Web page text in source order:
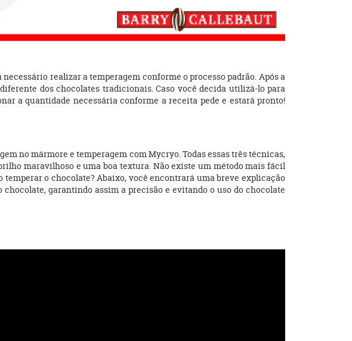
realizar a temperagem conforme o processo padrão. Após a
dos chocolates tradicionais. Caso você decida utilizá-lo para
a quantidade necessária conforme a receita pede e estará pronto!
no mármore e temperagem com Mycryo. Todas essas três técnicas,
maravilhoso e uma boa textura. Não existe um método mais fácil
o chocolate? Abaixo, você encontrará uma breve explicação
garantindo assim a precisão e evitando o uso do chocolate